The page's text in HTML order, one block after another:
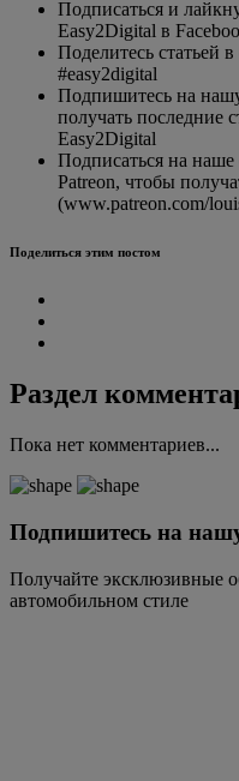
Подписаться и
Easy2Digital в
Поделитесь статьей
#easy2digital
Подпишитесь на
получать последние
Easy2Digital
Подписаться на наше
Patreon, чтобы
(www.patreon.com/
Поделиться этим постом
Раздел
Пока нет комментариев...
Подпишитесь на
Получайте эксклюзивные
автомобильном стиле